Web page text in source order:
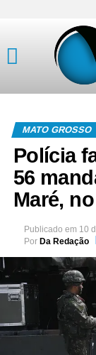
MATO GROSSO
Polícia
56
Maré,
Publicado em 10
Por Da Redação